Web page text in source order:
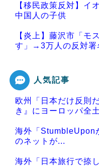
【移民政策反対】イ
中国人の子供
【炎上】藤沢市「モ
す」→3万人の反対署
Powered by livedoor
人気記事
欧州「日本だけ反則
き』にヨーロッパ全
海外「StumbleUpon
のネットが...
海外「日本旅行で捺